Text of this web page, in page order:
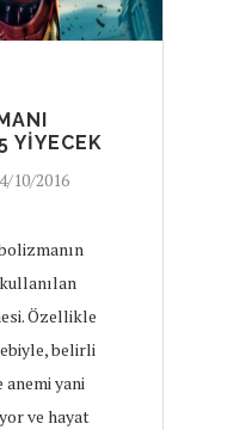
YIYECEK
10/2016
Özellikle
belirli
anemi yani
ve hayat